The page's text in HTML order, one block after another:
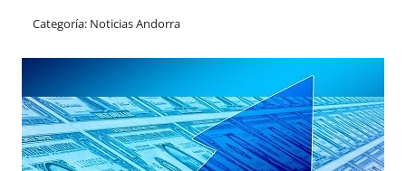
Categoría: Noticias Andorra